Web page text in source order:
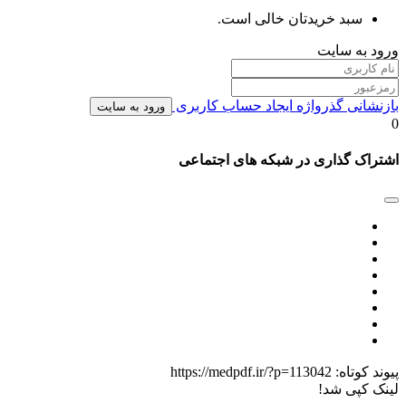
سبد خریدتان خالی است.
ورود به سایت
بازنشانی گذرواژه ایجاد حساب کاربری ورود به سایت
0
اشتراک گذاری در شبکه های اجتماعی
پیوند کوتاه: https://medpdf.ir/?p=113042
لینک کپی شد!